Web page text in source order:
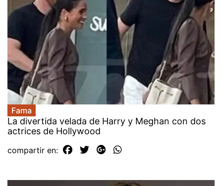
Fama
La divertida velada de Harry y Meghan con dos
actrices de Hollywood
compartir en: